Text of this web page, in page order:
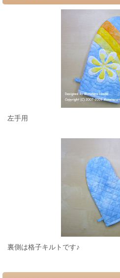
左手用
裏側は格子キルトです♪